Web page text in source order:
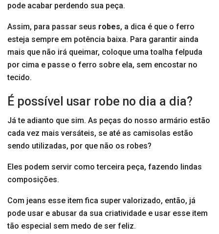
pode acabar perdendo sua peça.
Assim, para passar seus robes, a dica é que o ferro
esteja sempre em potência baixa. Para garantir ainda
mais que não irá queimar, coloque uma toalha felpuda
por cima e passe o ferro sobre ela, sem encostar no
tecido.
É possível usar robe no dia a dia?
Já te adianto que sim. As peças do nosso armário estão
cada vez mais versáteis, se até as camisolas estão
sendo utilizadas, por que não os robes?
Eles podem servir como terceira peça, fazendo lindas
composições.
Com jeans esse item fica super valorizado, então, já
pode usar e abusar da sua criatividade e usar esse item
tão especial sem medo de ser feliz.